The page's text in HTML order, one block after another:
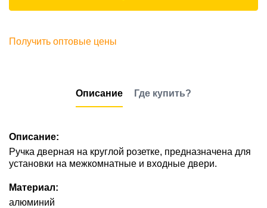
Получить оптовые цены
Описание Где купить?
Описание:
Ручка дверная на круглой розетке, предназначена для
установки на межкомнатные и входные двери.
Материал:
алюминий